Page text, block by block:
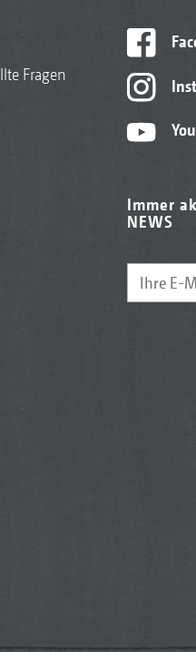
Fragen
Immer
NEWS